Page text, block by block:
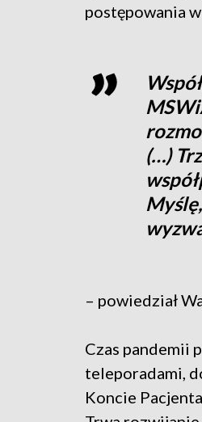
postępowania
(…)
– powiedział
Czas pandemii
teleporadami,
Koncie